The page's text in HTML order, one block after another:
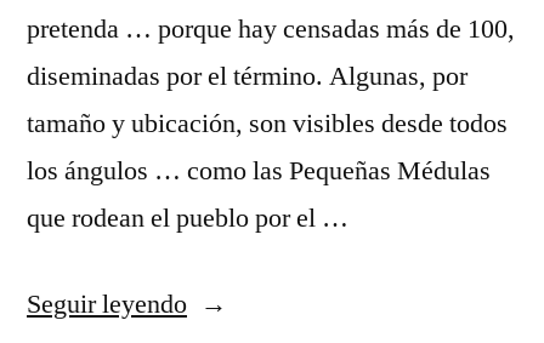
pretenda … porque hay censadas más de 100,
diseminadas por el término. Algunas, por
tamaño y ubicación, son visibles desde todos
los ángulos … como las Pequeñas Médulas
que rodean el pueblo por el …
Seguir leyendo«Cárcavas,